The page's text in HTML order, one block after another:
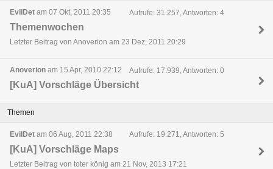
EvilDet am 07 Okt, 2011 20:35 Aufrufe: 31.257, Antworten: 4
Themenwochen
Letzter Beitrag von Anoverion am 23 Dez, 2011 20:29
Anoverion am 15 Apr, 2010 22:12 Aufrufe: 17.939, Antworten: 0
[KuA] Vorschläge Übersicht
Themen
EvilDet am 06 Aug, 2011 22:38 Aufrufe: 19.271, Antworten: 5
[KuA] Vorschläge Maps
Letzter Beitrag von toter könig am 21 Nov, 2013 17:21